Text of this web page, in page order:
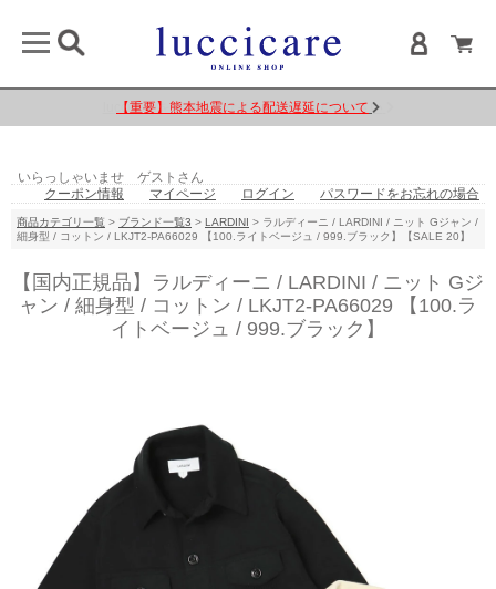
【重要】熊本地震による配送遅延について
いらっしゃいませ ゲストさん
クーポン情報
マイページ ログイン パスワードをお忘れの場合
商品カテゴリ一覧 > ブランド一覧3 > LARDINI > ラルディーニ / LARDINI / ニット Gジャン /
細身型 / コットン / LKJT2-PA66029 【100.ライトベージュ / 999.ブラック】【SALE 20】
【国内正規品】ラルディーニ / LARDINI / ニット Gジ
ャン / 細身型 / コットン / LKJT2-PA66029 【100.ラ
イトベージュ / 999.ブラック】